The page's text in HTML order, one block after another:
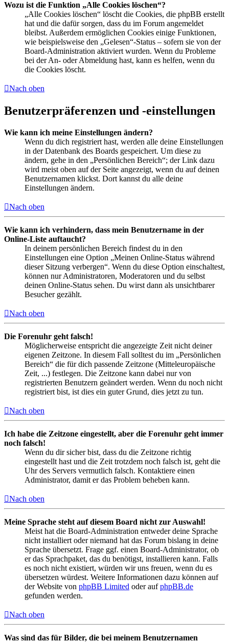
Wozu ist die Funktion „Alle Cookies löschen“?
„Alle Cookies löschen“ löscht die Cookies, die phpBB erstellt
hat und die dafür sorgen, dass du im Forum angemeldet
bleibst. Außerdem ermöglichen Cookies einige Funktionen,
wie beispielsweise den „Gelesen“-Status – sofern sie von der
Board-Administration aktiviert wurden. Wenn du Probleme
bei der An- oder Abmeldung hast, kann es helfen, wenn du
die Cookies löscht.
Nach oben
Benutzerpräferenzen und -einstellungen
Wie kann ich meine Einstellungen ändern?
Wenn du dich registriert hast, werden alle deine Einstellungen
in der Datenbank des Boards gespeichert. Um diese zu
ändern, gehe in den „Persönlichen Bereich“; der Link dazu
wird meist oben auf der Seite angezeigt, wenn du auf deinen
Benutzernamen klickst. Dort kannst du alle deine
Einstellungen ändern.
Nach oben
Wie kann ich verhindern, dass mein Benutzername in der
Online-Liste auftaucht?
In deinem persönlichen Bereich findest du in den
Einstellungen eine Option „Meinen Online-Status während
dieser Sitzung verbergen“. Wenn du diese Option einschaltest,
können nur Administratoren, Moderatoren und du selbst
deinen Online-Status sehen. Du wirst dann als unsichtbarer
Besucher gezählt.
Nach oben
Die Forenuhr geht falsch!
Möglicherweise entspricht die angezeigte Zeit nicht deiner
eigenen Zeitzone. In diesem Fall solltest du im „Persönlichen
Bereich“ die für dich passende Zeitzone (Mitteleuropäische
Zeit, ...) festlegen. Die Zeitzone kann dabei nur von
registrierten Benutzern geändert werden. Wenn du noch nicht
registriert bist, ist dies ein guter Grund, dies jetzt zu tun.
Nach oben
Ich habe die Zeitzone eingestellt, aber die Forenuhr geht immer
noch falsch!
Wenn du dir sicher bist, dass du die Zeitzone richtig
eingestellt hast und die Zeit trotzdem noch falsch ist, geht die
Uhr des Servers vermutlich falsch. Kontaktiere einen
Administrator, damit er das Problem beheben kann.
Nach oben
Meine Sprache steht auf diesem Board nicht zur Auswahl!
Meist hat die Board-Administration entweder deine Sprache
nicht installiert oder niemand hat das Forum bislang in deine
Sprache übersetzt. Frage ggf. einen Board-Administrator, ob
er das Sprachpaket, das du benötigst, installieren kann. Falls
es noch nicht existiert, würden wir uns freuen, wenn du es
übersetzen würdest. Weitere Informationen dazu können auf
der Website von phpBB Limited oder aufphpBB.de
gefunden werden.
Nach oben
Was sind das für Bilder, die bei meinem Benutzernamen